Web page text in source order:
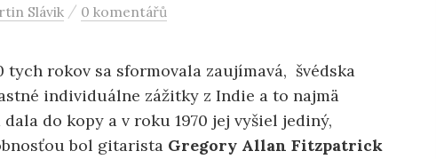
Slávik / 0 komentářů
tych rokov sa sformovala zaujímavá, švédska
individuálne zážitky z Indie a to najmä
dala do kopy a v roku 1970 jej vyšiel jediný,
bol gitarista Gregory Allan Fitzpatrick